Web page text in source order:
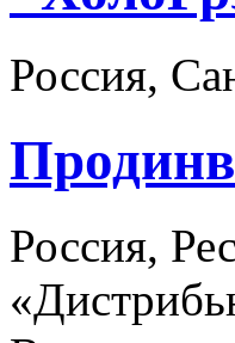
Россия,
Россия,